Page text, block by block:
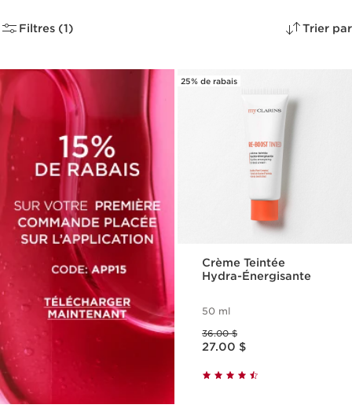
Filtres (1) Trier par
25% de rabais
Crème Teintée
Hydra-Énergisante
50 ml
36.00 $
Nouveau prix 27.00 $
27.00 $